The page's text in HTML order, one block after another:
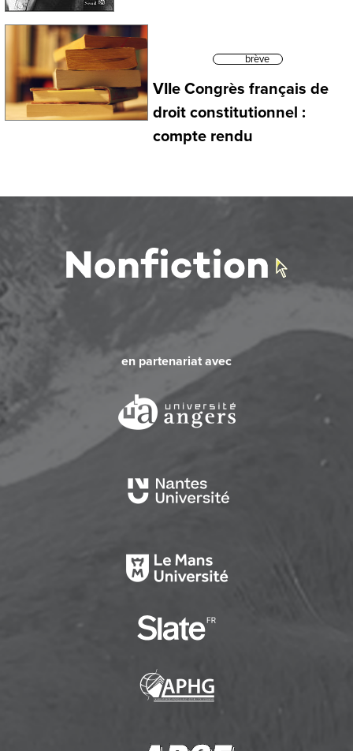
brève
VIIe Congrès français de
droit constitutionnel :
compte rendu
en partenariat avec